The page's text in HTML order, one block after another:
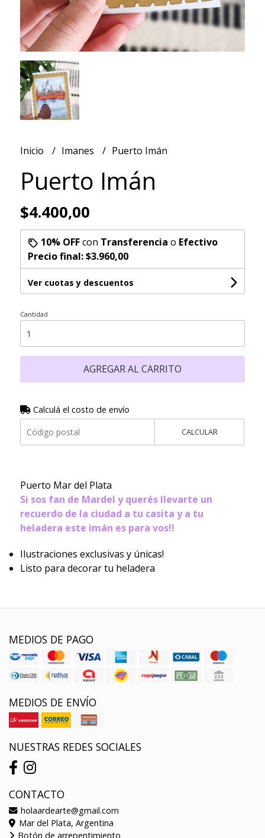
Inicio Imanes Puerto Imán
Puerto Imán
$4.400,00
10% OFFcon Transferencia o Efectivo
Precio final:$3.960,00
Ver cuotas y descuentos
Cantidad
AGREGAR AL CARRITO
Calculá el costo de envío
CALCULAR
Puerto Mar del Plata
Si sos fan de Mardel y querés llevarte un
recuerdo de la ciudad a tu casita y a tu
heladera este imán es para vos!!
Ilustraciones exclusivas y únicas!
Listo para decorar tu heladera
MEDIOS DE PAGO
MEDIOS DE ENVÍO
NUESTRAS REDES SOCIALES
CONTACTO
holaardearte@gmail.com
Mar del Plata, Argentina
Botón de arrepentimiento